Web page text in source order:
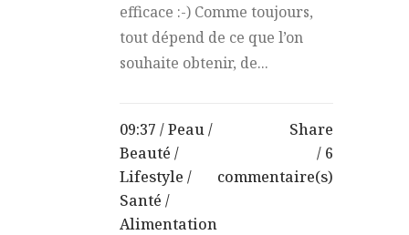
efficace :-) Comme toujours,
tout dépend de ce que l’on
souhaite obtenir, de...
09:37 /Peau/
Beauté /
Lifestyle /
Santé /
Alimentation
Share
6
commentaire(s)